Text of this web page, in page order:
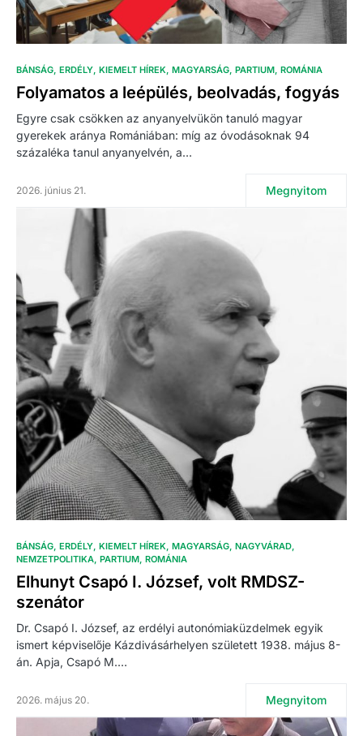
BÁNSÁG ERDÉLY KIEMELT HÍREK MAGYARSÁG PARTIUM ROMÁNIA
Folyamatos a leépülés, beolvadás, fogyás
Egyre csak csökken az anyanyelvükön tanuló magyar
gyerekek aránya Romániában: míg az óvodásoknak 94
százaléka tanul anyanyelvén, a…
2026. június 21. Megnyitom
BÁNSÁG ERDÉLY KIEMELT HÍREK MAGYARSÁG NAGYVÁRAD
NEMZETPOLITIKA PARTIUM ROMÁNIA
Elhunyt Csapó I. József, volt RMDSZ-
szenátor
Dr. Csapó I. József, az erdélyi autonómiaküzdelmek egyik
ismert képviselője Kázdivásárhelyen született 1938. május 8-
án. Apja, Csapó M.…
2026. május 20. Megnyitom